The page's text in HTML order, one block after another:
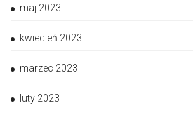
maj 2023
kwiecień 2023
marzec 2023
luty 2023